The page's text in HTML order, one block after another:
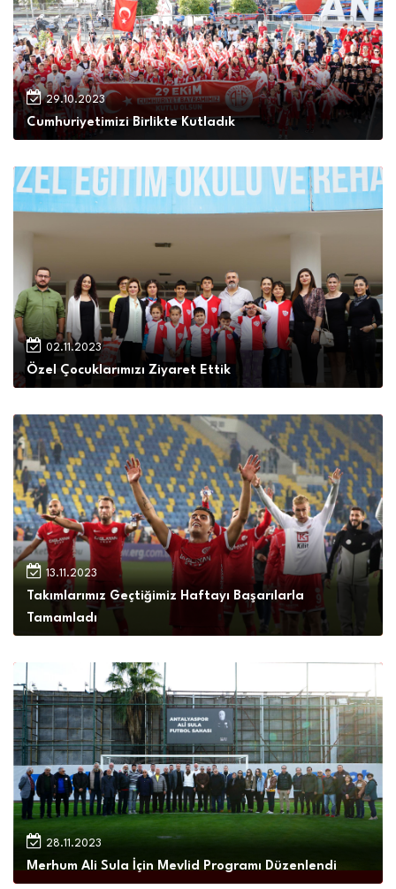
29.10.2023
Cumhuriyetimizi Birlikte Kutladık
02.11.2023
Özel Çocuklarımızı Ziyaret Ettik
13.11.2023
Takımlarımız Geçtiğimiz Haftayı Başarılarla
Tamamladı
28.11.2023
Merhum Ali Sula İçin Mevlid Programı Düzenlendi